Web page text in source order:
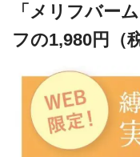
「メリフバー
フの1,980円（